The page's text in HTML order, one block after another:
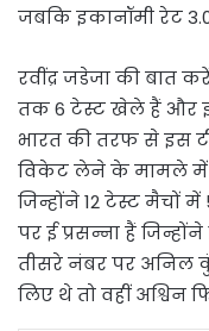
जबकि इकानॉमी रेट
रवींद्र जडेजा की बात
तक 6 टेस्ट खेले हैं और
भारत की तरफ से इस
विकेट लेने के मामले में
जिन्होंने 12 टेस्ट मैचों
पर ई प्रसन्ना हैं
तीसरे नंबर पर अनिल
लिए थे तो वहीं अश्विन